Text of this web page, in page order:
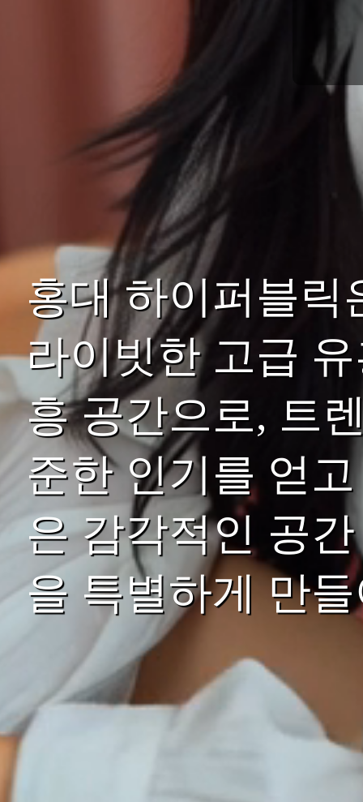
홍대 하이퍼블릭
라이빗한 고급
흥 공간으로, 트
준한 인기를 얻
은 감각적인 공
을 특별하게 만